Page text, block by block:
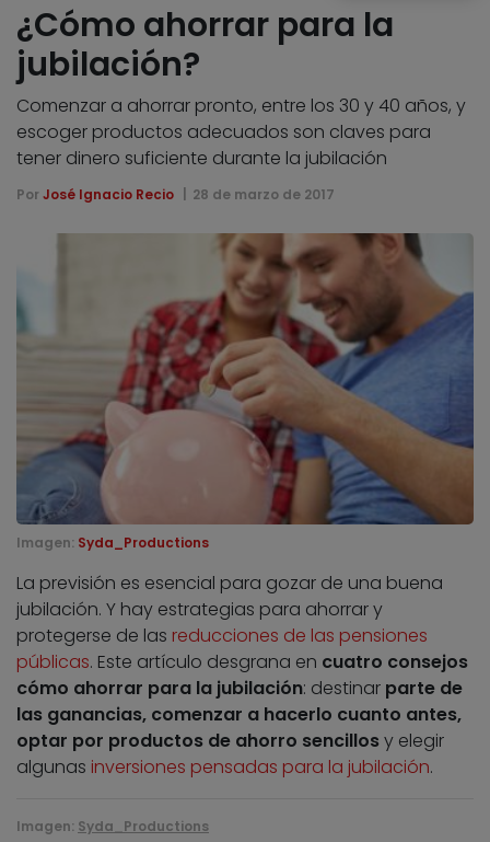
¿Cómo ahorrar para la
jubilación?
Comenzar a ahorrar pronto, entre los 30 y 40 años, y
escoger productos adecuados son claves para
tener dinero suficiente durante la jubilación
Por José Ignacio Recio 28 de marzo de 2017
Imagen: Syda_Productions
La previsión es esencial para gozar de una buena
jubilación. Y hay estrategias para ahorrar y
protegerse de las reducciones de las pensiones
públicas. Este artículo desgrana en cuatro consejos
cómo ahorrar para la jubilación: destinar parte de
las ganancias, comenzar a hacerlo cuanto antes,
optar por productos de ahorro sencillosy elegir
algunas inversiones pensadas para la jubilación.
Imagen: Syda_Productions